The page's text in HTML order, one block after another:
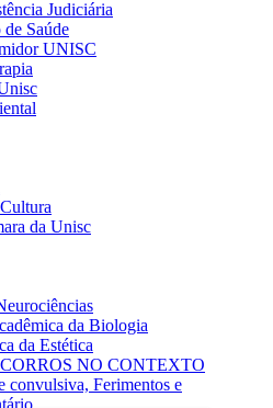
Judiciária
Saúde
UNISC
da Unisc
da Biologia
da Estética
NO CONTEXTO
Ferimentos e